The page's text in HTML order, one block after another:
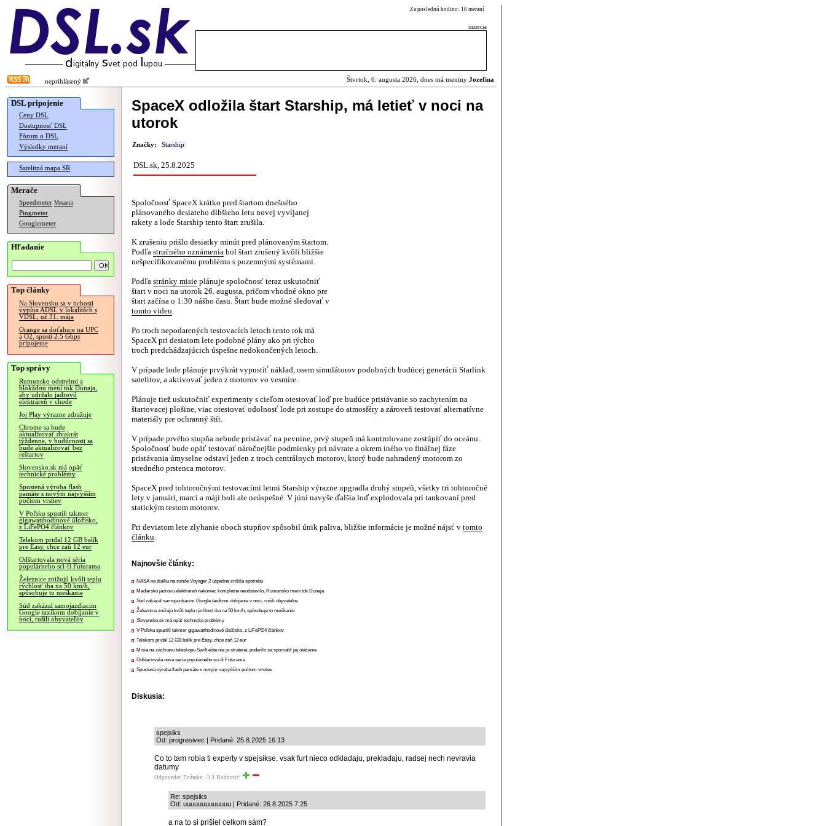
Za poslednú hodinu: 16 meraní
inzercia
neprihlásený Štvrtok, 6. augusta 2026, dnes má meniny Jozefína
DSL pripojenie
Ceny DSL
Dostupnosť DSL
Fórum o DSL
Výsledky meraní
Satelitná mapa SR
Merače
Speedmeter Merania
Pingmeter
Googlemeter
Hľadanie
Top články
Na Slovensku sa v tichosti
vypína ADSL v lokalitách s
VDSL, už 31. mája
Orange sa doťahuje na UPC
a O2, spustí 2.5 Gbps
pripojenie
Top správy
Rumunsko odstrelmi a
blokádou mení tok Dunaja,
aby udržalo jadrovú
elektráreň v chode
Joj Play výrazne zdražuje
Chrome sa bude
aktualizovať dvakrát
týždenne, v budúcnosti sa
bude aktualizovať bez
reštartov
Slovensko.sk má opäť
technické problémy
Spustená výroba flash
pamäte s novým najvyšším
počtom vrstiev
V Poľsku spustili takmer
gigawatthodinové úložisko,
z LiFePO4 článkov
Telekom pridal 12 GB balík
pre Easy, chce zaň 12 eur
Odštartovala nová séria
populárneho sci-fi Futurama
Železnice znižujú kvôli teplu
rýchlosť iba na 50 km/h,
spôsobuje to meškanie
Súd zakázal samojazdiacim
Google taxíkom dobíjanie v
noci, rušili obyvateľov
SpaceX odložila štart Starship, má letieť v noci na
utorok
Značky: Starship
DSL.sk, 25.8.2025
Spoločnosť SpaceX krátko pred štartom dnešného
plánovaného desiateho dlhšieho letu novej vyvíjanej
rakety a lode Starship tento štart zrušila.
K zrušeniu prišlo desiatky minút pred plánovaným štartom.
Podľa stručného oznámenia bol štart zrušený kvôli bližšie
nešpecifikovanému problému s pozemnými systémami.
Podľa stránky misie plánuje spoločnosť teraz uskutočniť
štart v noci na utorok 26. augusta, pričom vhodné okno pre
štart začína o 1:30 nášho času. Štart bude možné sledovať v
tomto videu.
Po troch nepodarených testovacích letoch tento rok má
SpaceX pri desiatom lete podobné plány ako pri týchto
troch predchádzajúcich úspešne nedokončených letoch.
V prípade lode plánuje prvýkrát vypustiť náklad, osem simulátorov podobných budúcej generácii Starlink
satelitov, a aktivovať jeden z motorov vo vesmíre.
Plánuje tiež uskutočniť experimenty s cieľom otestovať loď pre budúce pristávanie so zachytením na
štartovacej plošine, viac otestovať odolnosť lode pri zostupe do atmosféry a zároveň testovať alternatívne
materiály pre ochranný štít.
V prípade prvého stupňa nebude pristávať na pevnine, prvý stupeň má kontrolovane zostúpiť do oceánu.
Spoločnosť bude opäť testovať náročnejšie podmienky pri návrate a okrem iného vo finálnej fáze
pristávania úmyselne odstaví jeden z troch centrálnych motorov, ktorý bude nahradený motorom zo
stredného prstenca motorov.
SpaceX pred tohtoročnými testovacími letmi Starship výrazne upgradla druhý stupeň, všetky tri tohtoročné
lety v januári, marci a máji boli ale neúspešné. V júni navyše ďalšia loď explodovala pri tankovaní pred
statickým testom motorov.
Pri deviatom lete zlyhanie oboch stupňov spôsobil únik paliva, bližšie informácie je možné nájsť v tomto
článku.
Najnovšie články:
NASA na diaľku na sonde Voyager 2 úspešne znížila spotrebu
Maďarsko jadrovú elektráreň nakoniec kompletne neodstavilo, Rumunsko mení tok Dunaja
Súd zakázal samojazdiacim Google taxíkom dobíjanie v noci, rušili obyvateľov
Železnice znižujú kvôli teplu rýchlosť iba na 50 km/h, spôsobuje to meškanie
Slovensko.sk má opäť technické problémy
V Poľsku spustili takmer gigawatthodinové úložisko, z LiFePO4 článkov
Telekom pridal 12 GB balík pre Easy, chce zaň 12 eur
Misia na záchranu teleskopu Swift ešte nie je stratená, podarilo sa spomaliť jej otáčanie
Odštartovala nová séria populárneho sci-fi Futurama
Spustená výroba flash pamäte s novým najvyšším počtom vrstiev
Diskusia:
spejsiks
Od: progresivec | Pridané: 25.8.2025 16:13
Co to tam robia ti experty v spejsikse, vsak furt nieco odkladaju, prekladaju, radsej nech nevravia
datumy
Odpovedať Známka: -3.3 Hodnotiť:
Re: spejsiks
Od: uuuuuuuuuuuuu | Pridané: 26.8.2025 7:25
a na to si prišiel celkom sám?